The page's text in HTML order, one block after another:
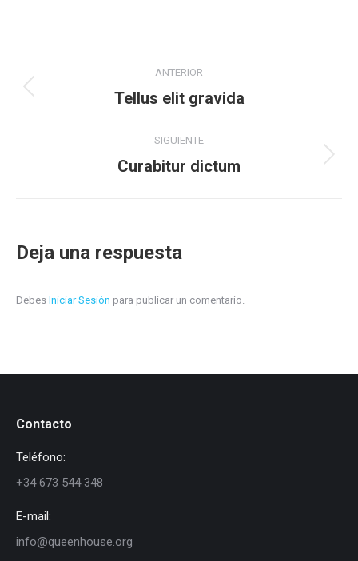
entre
ANTERIOR
Proyecto
Tellus elit gravida
SIGUIENTE
Proyecto
Curabitur dictum
Deja una respuesta
Debes Iniciar Sesión para publicar un comentario.
Contacto
Teléfono:
+34 673 544 348
E-mail:
info@queenhouse.org